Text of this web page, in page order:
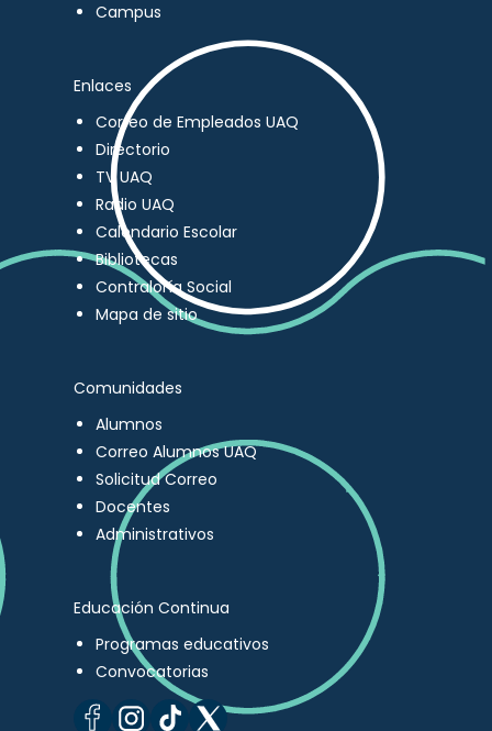
Campus
Enlaces
Correo de Empleados UAQ
Directorio
TV UAQ
Radio UAQ
Calendario Escolar
Bibliotecas
Contraloría Social
Mapa de sitio
Comunidades
Alumnos
Correo Alumnos UAQ
Solicitud Correo
Docentes
Administrativos
Educación Continua
Programas educativos
Convocatorias